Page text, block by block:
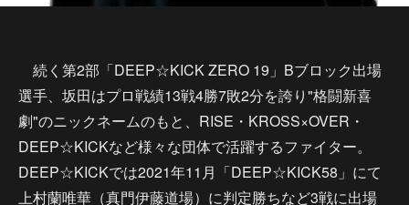
続く第2部「DEEP☆KICK ZERO 19」Bブロック出場
選手、坂田はプロ戦績13戦4勝7敗2分を誇り"格闘新喜
劇"のニックネームのもと、RISE・KROSS×OVER・
DEEP☆KICKなど様々な団体で活躍するファイター。
DEEP☆KICKでは2021年11月「DEEP☆KICK58」にて
上村蘭唯華（真門伊藤道場）に判定勝ちなど3戦に出場